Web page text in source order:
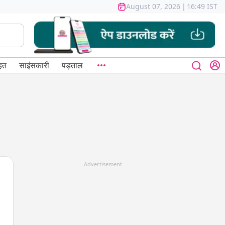
August 07, 2026 | 16:49 IST
साइंसकारी पड़ताल
Advertisement